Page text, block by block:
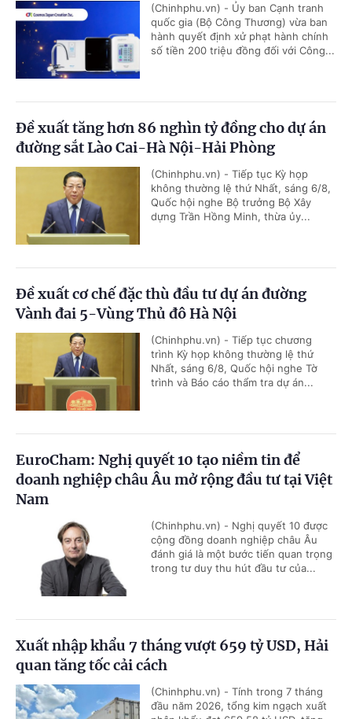
(Chinhphu.vn) - Ủy ban Cạnh tranh
quốc gia (Bộ Công Thương) vừa ban
hành quyết định xử phạt hành chính
số tiền 200 triệu đồng đối với Công...
Đề xuất tăng hơn 86 nghìn tỷ đồng cho dự án
đường sắt Lào Cai-Hà Nội-Hải Phòng
(Chinhphu.vn) - Tiếp tục Kỳ họp
không thường lệ thứ Nhất, sáng 6/8,
Quốc hội nghe Bộ trưởng Bộ Xây
dựng Trần Hồng Minh, thừa ủy...
Đề xuất cơ chế đặc thù đầu tư dự án đường
Vành đai 5-Vùng Thủ đô Hà Nội
(Chinhphu.vn) - Tiếp tục chương
trình Kỳ họp không thường lệ thứ
Nhất, sáng 6/8, Quốc hội nghe Tờ
trình và Báo cáo thẩm tra dự án...
EuroCham: Nghị quyết 10 tạo niềm tin để
doanh nghiệp châu Âu mở rộng đầu tư tại Việt
Nam
(Chinhphu.vn) - Nghị quyết 10 được
cộng đồng doanh nghiệp châu Âu
đánh giá là một bước tiến quan trọng
trong tư duy thu hút đầu tư của...
Xuất nhập khẩu 7 tháng vượt 659 tỷ USD, Hải
quan tăng tốc cải cách
(Chinhphu.vn) - Tính trong 7 tháng
đầu năm 2026, tổng kim ngạch xuất